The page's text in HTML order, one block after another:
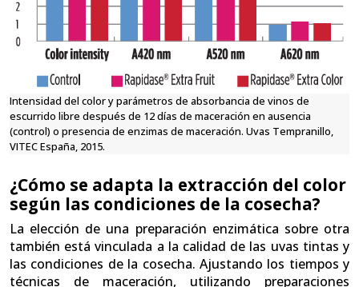
Intensidad del color y parámetros de absorbancia de vinos de
escurrido libre después de 12 días de maceración en ausencia
(control) o presencia de enzimas de maceración. Uvas Tempranillo,
VITEC España, 2015.
¿Cómo se adapta la extracción del color
según las condiciones de la cosecha?
La elección de una preparación enzimática sobre otra
también está vinculada a la calidad de las uvas tintas y
las condiciones de la cosecha. Ajustando los tiempos y
técnicas de maceración, utilizando preparaciones